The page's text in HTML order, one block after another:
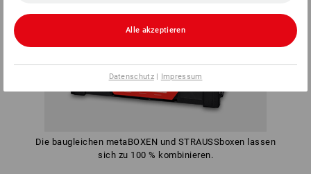
Die baugleichen metaBOXEN und STRAUSSboxen lassen
sich zu 100 % kombinieren.
Alle akzeptieren
Datenschutz| Impressum